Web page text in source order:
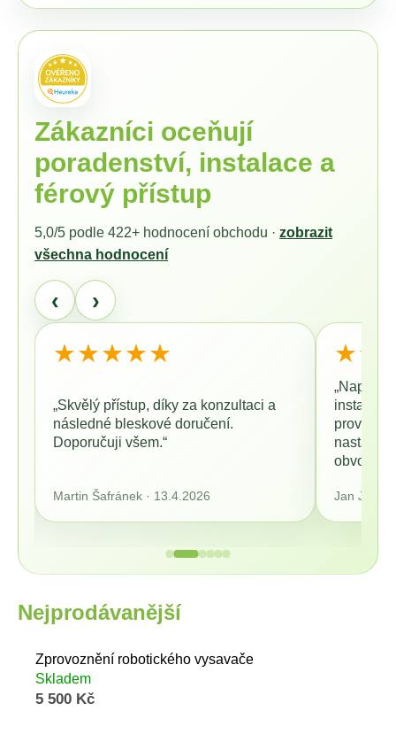
Zákazníci oceňují
poradenství, instalace a
férový přístup
5,0/5 podle 422+ hodnocení obchodu · zobrazit
všechna hodnocení
‹ ›
★★★★★
„Skvělý přístup, díky za konzultaci a
následné bleskové doručení.
Doporučuji všem.“
Martin Šafránek · 13.4.2026
instalaci
provedl
obvody
Jan
Nejprodávanější
Zprovoznění robotického vysavače
Skladem
5 500 Kč
m
e
MAMMOTION
LUBA
3000
DÁREK
HODNOTĚ
1699,-
KČ
490
Kč
Původně: